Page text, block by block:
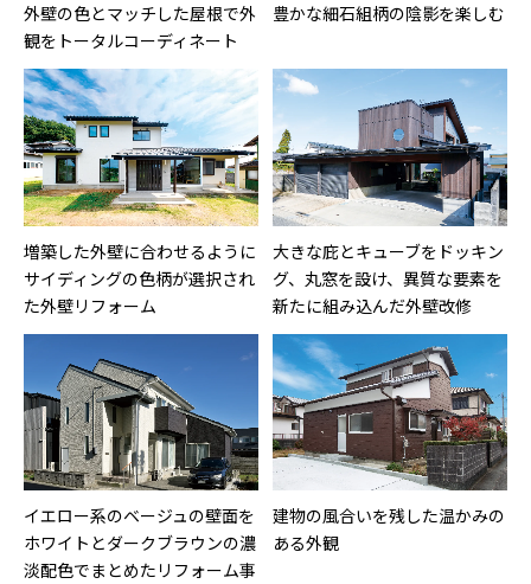
外壁の色とマッチした屋根で外
観をトータルコーディネート
豊かな細石組柄の陰影を楽しむ
増築した外壁に合わせるように
サイディングの色柄が選択され
た外壁リフォーム
大きな庇とキューブをドッキン
グ、丸窓を設け、異質な要素を
新たに組み込んだ外壁改修
イエロー系のベージュの壁面を
ホワイトとダークブラウンの濃
淡配色でまとめたリフォーム事
建物の風合いを残した温かみの
ある外観